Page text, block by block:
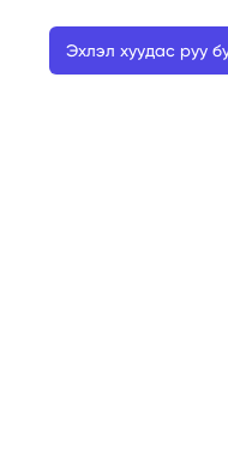
Эхлэл хуудас руу